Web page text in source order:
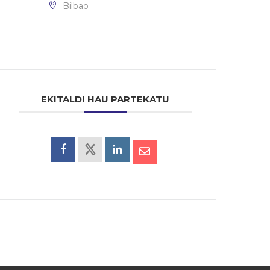
Bilbao
EKITALDI HAU PARTEKATU